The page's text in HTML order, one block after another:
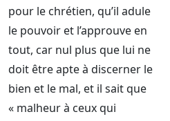
pour le chrétien, qu’il adule
le pouvoir et l’approuve en
tout, car nul plus que lui ne
doit être apte à discerner le
bien et le mal, et il sait que
« malheur à ceux qui